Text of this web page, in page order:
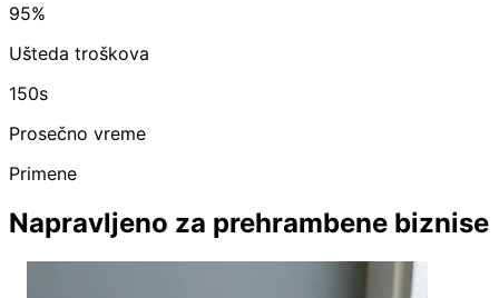
95%
Ušteda troškova
150s
Prosečno vreme
Primene
Napravljeno za prehrambene biznise